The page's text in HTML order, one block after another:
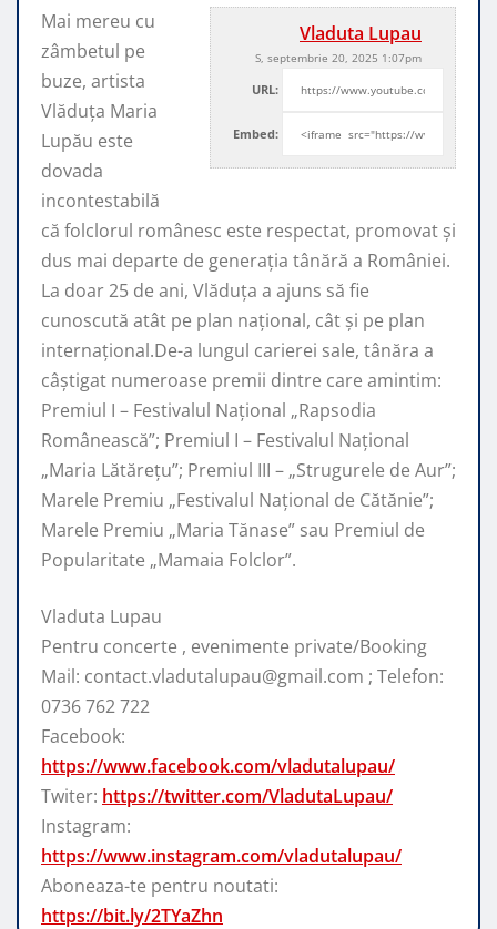
Vladuta Lupau
S, septembrie 20, 2025 1:07pm
URL:
Embed:
Mai mereu cu
zâmbetul pe
buze, artista
Vlăduța Maria
Lupău este
dovada
incontestabilă
că folclorul românesc este respectat, promovat şi
dus mai departe de generaţia tânără a României.
La doar 25 de ani, Vlăduța a ajuns să fie
cunoscută atât pe plan naţional, cât şi pe plan
internaţional.De-a lungul carierei sale, tânăra a
câştigat numeroase premii dintre care amintim:
Premiul I – Festivalul Național „Rapsodia
Românească”; Premiul I – Festivalul Național
„Maria Lătărețu”; Premiul III – „Strugurele de Aur”;
Marele Premiu „Festivalul Național de Cătănie”;
Marele Premiu „Maria Tănase” sau Premiul de
Popularitate „Mamaia Folclor”.
Vladuta Lupau
Pentru concerte , evenimente private/Booking
Mail: contact.vladutalupau@gmail.com ; Telefon:
0736 762 722
Facebook:
https://www.facebook.com/vladutalupau/
Twiter: https://twitter.com/VladutaLupau/
Instagram:
https://www.instagram.com/vladutalupau/
Aboneaza-te pentru noutati:
https://bit.ly/2TYaZhn